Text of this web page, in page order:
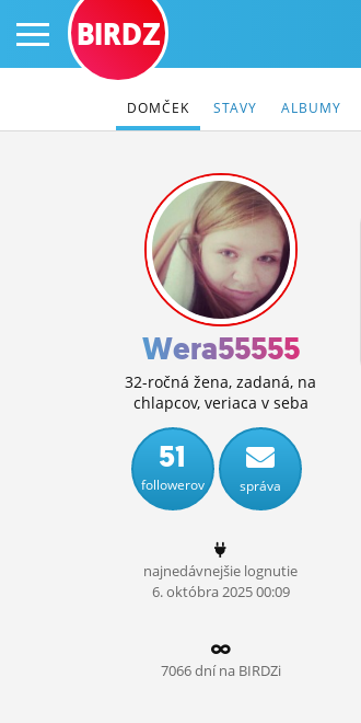
PRIHLÁS SA
ČINŽIAK
FÓRUM
STATUSY
BLOGY
OBRÁZKY
ĽUDIA
MÔJ PROFIL
NASTAVENIA
BIRDZ
DOMČEK STAVY ALBUMY
Wera55555
32-ročná žena, zadaná, na
chlapcov, veriaca v seba
51
followerov správa
najnedávnejšie lognutie
6.októbra2025 00:09
7066 dní na BIRDZi